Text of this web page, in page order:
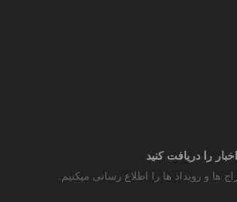
را دریافت کنید
ها و رویداد ها را اطلاع رسانی میکنیم.